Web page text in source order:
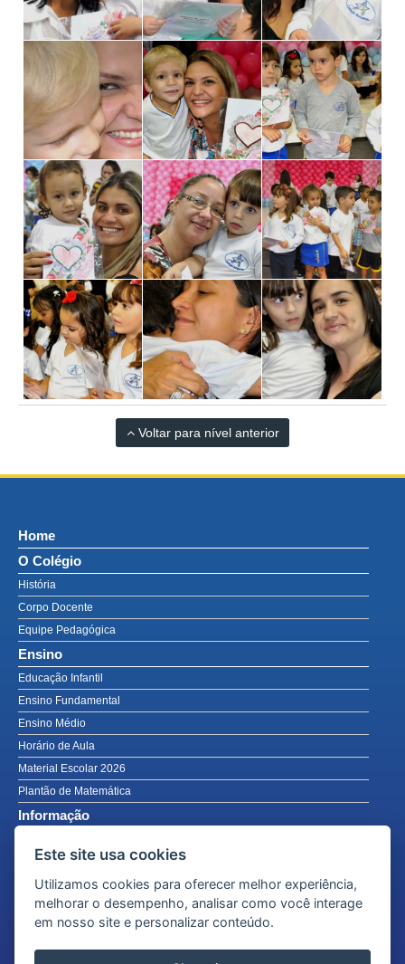
Voltar para nível anterior
Home
O Colégio
História
Corpo Docente
Equipe Pedagógica
Ensino
Educação Infantil
Ensino Fundamental
Ensino Médio
Horário de Aula
Material Escolar 2026
Plantão de Matemática
Informação
Avisos
Calendário Acadêmico PDF
Fotos
Este site usa cookies
Utilizamos cookies para oferecer melhor experiência,
melhorar o desempenho, analisar como você interage
em nosso site e personalizar conteúdo.